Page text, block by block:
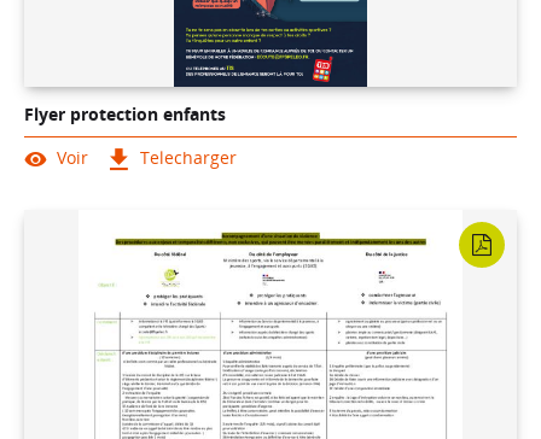
Flyer protection enfants
Voir
Telecharger